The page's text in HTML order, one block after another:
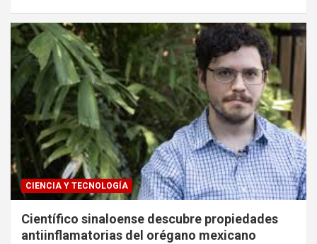
CIENCIA Y TECNOLOGÍA
Científico sinaloense descubre propiedades
antiinflamatorias del orégano mexicano